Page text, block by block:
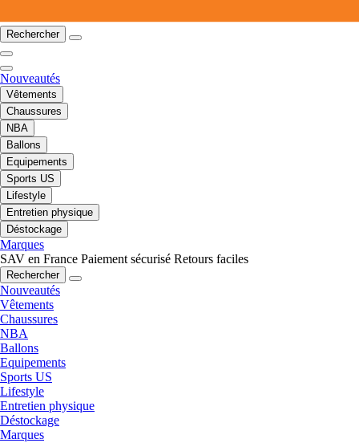
Rechercher
Nouveautés
Vêtements
Chaussures
NBA
Ballons
Equipements
Sports US
Lifestyle
Entretien physique
Déstockage
Marques
SAV en France Paiement sécurisé Retours faciles
Rechercher
Nouveautés
Vêtements
Chaussures
NBA
Ballons
Equipements
Sports US
Lifestyle
Entretien physique
Déstockage
Marques